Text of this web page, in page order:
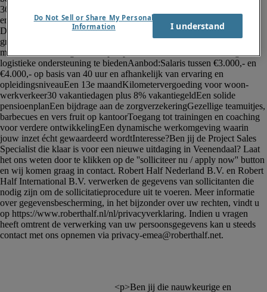
Do Not Sell or Share My Personal
Information
I understand